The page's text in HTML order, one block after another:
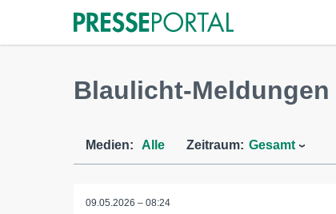
Blaulicht-
Medien: Alle Zeitraum: Gesamt
09.05.2026 – 08:24